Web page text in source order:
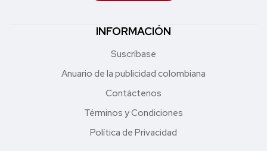
INFORMACIÓN
Suscríbase
Anuario de la publicidad colombiana
Contáctenos
Términos y Condiciones
Política de Privacidad